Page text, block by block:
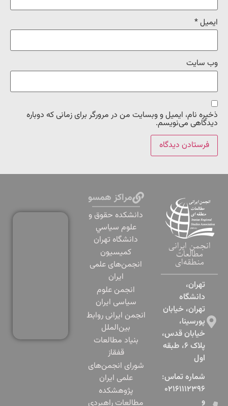
ایمیل*
وب‌ سایت
ذخیره نام، ایمیل و وبسایت من در مرورگر برای زمانی که دوباره
دیدگاهی می‌نویسم.
انجمن ایرانی
مطالعات
منطقه‌ای
تهران،
دانشگاه
تهران، خیابان
پورسینا،
خیابان قدس،
پلاک ۶، طبقه
اول​
شماره تماس:
۰۲۱۶۱۱۱۲۳۹۶
و
مراکز همسو
دانشكده حقوق و
علوم سياسي
دانشگاه تهران
کمیسیون
انجمن‌های علمی
ایران
انجمن علوم
سیاسی ایران
انجمن ایرانی روابط
بین‌الملل
بنياد مطالعات
قفقاز
شورای انجمن‌های
علمی ایران
پژوهشكده
مطالعات راهبردي